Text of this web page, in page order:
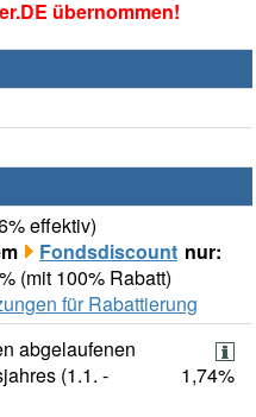
übernommen!
effektiv)
Fondsdiscount nur:
(mit 100% Rabatt)
für Rabattierung
abgelaufenen
(1.1. -
1,74%